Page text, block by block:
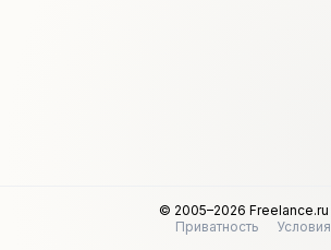
© 2005–2026 Freelance.ru
Приватность
Условия